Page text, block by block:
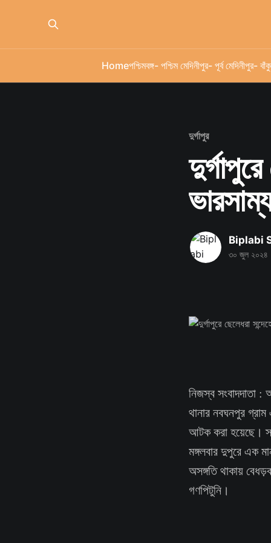
Homeপশ্চিমবঙ্গ- পশ্চিম মেদিনীপুর- পূর্ব মেদিনীপুর-
দুর্গাপুর
Biplabi
৩০ জুল ২০২৪
নিজস্ব সংবাদদাতা :
থানার নবঘনপুর
আটক করা হয়েছে।
মঙ্গলবার দুপুরে এক
অসঙ্গতি থাকায়
গণপিটুনি।